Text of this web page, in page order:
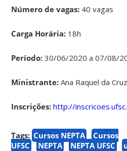
Número de vagas: 40 vagas
Carga Horária: 18h
Período: 30/06/2020 a 07/08/
Ministrante: Ana Raquel da
Inscrições:http://
Tags: Cursos NEPTA
Cursos
UFSC
NEPTA NEPTA UFSC